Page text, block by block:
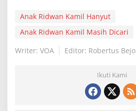
Anak Ridwan Kamil Hanyut
Anak Ridwan Kamil Masih Dicari
Writer: VOA
Editor: Robertus Bejo
Ikuti Kami